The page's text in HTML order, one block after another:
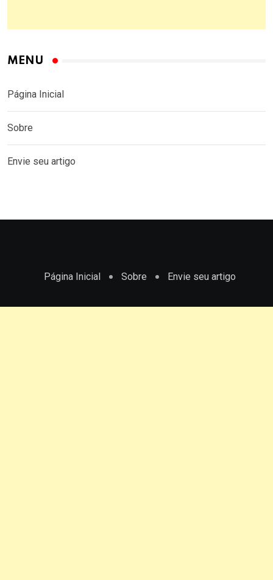
MENU
Página Inicial
Sobre
Envie seu artigo
Página Inicial Sobre Envie seu artigo